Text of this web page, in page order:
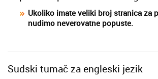
Ukoliko imate veliki broj stranica za
nudimo neverovatne popuste.
Sudski tumač za engleski jezik